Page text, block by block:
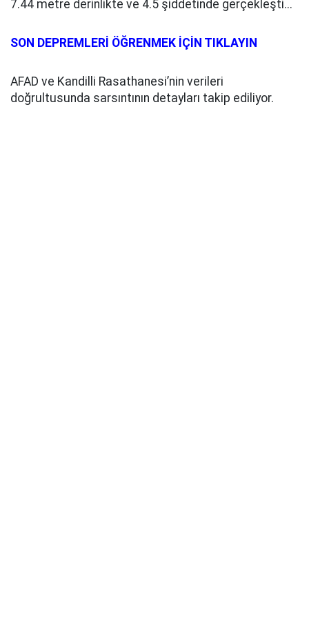
7.44 metre derinlikte ve 4.5 şiddetinde gerçekleşti...
SON DEPREMLERİ ÖĞRENMEK İÇİN TIKLAYIN
AFAD ve Kandilli Rasathanesi’nin verileri
doğrultusunda sarsıntının detayları takip ediliyor.